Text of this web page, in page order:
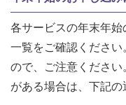
各サービスの年末年
一覧をご確認くださ
ので、ご注意くださ
がある場合は、下記の